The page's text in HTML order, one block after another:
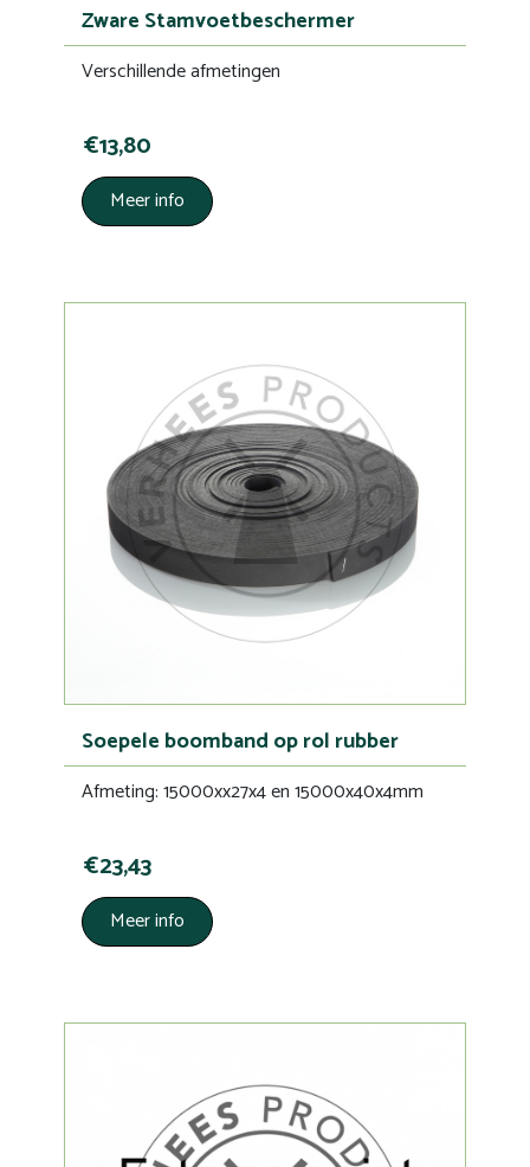
Zware Stamvoetbeschermer
Verschillende afmetingen
€13,80
Meer info
Soepele boomband op rol rubber
Afmeting: 15000xx27x4 en 15000x40x4mm
€23,43
Meer info